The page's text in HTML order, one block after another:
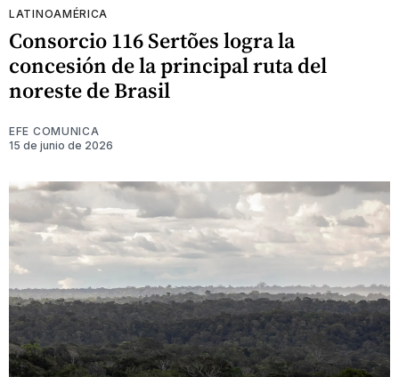
LATINOAMÉRICA
Consorcio 116 Sertões logra la
concesión de la principal ruta del
noreste de Brasil
EFE COMUNICA
15 de junio de 2026